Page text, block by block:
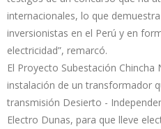
internacionales, lo que
inversionistas en el Perú y en
electricidad”, remarcó.
El Proyecto Subestación
instalación de un transformador
transmisión Desierto -
Electro Dunas, para que lleve